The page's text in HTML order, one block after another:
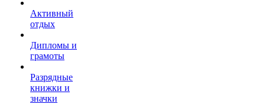
Активный
отдых
Дипломы и
грамоты
Разрядные
книжки и
значки